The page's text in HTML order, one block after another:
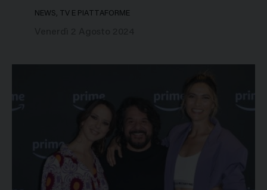
NEWS, TV E PIATTAFORME